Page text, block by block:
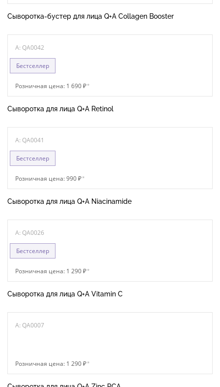
Сыворотка-бустер для лица Q+A Collagen Booster
A: QA0042
Бестселлер
Розничная цена: 1 690 ₽*
Сыворотка для лица Q+A Retinol
A: QA0041
Бестселлер
Розничная цена: 990 ₽*
Сыворотка для лица Q+A Niacinamide
A: QA0026
Бестселлер
Розничная цена: 1 290 ₽*
Сыворотка для лица Q+A Vitamin C
A: QA0007
Розничная цена: 1 290 ₽*